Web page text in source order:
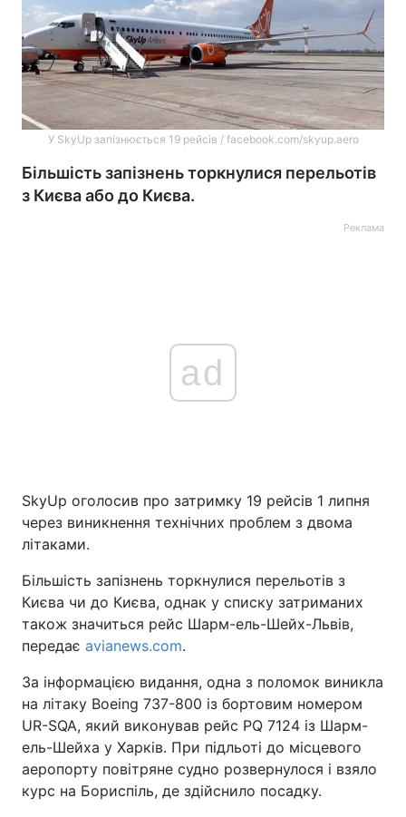
У SkyUp запізнюється 19 рейсів / facebook.com/skyup.aero
Більшість запізнень торкнулися перельотів
з Києва або до Києва.
Реклама
ad
SkyUp оголосив про затримку 19 рейсів 1 липня
через виникнення технічних проблем з двома
літаками.
Більшість запізнень торкнулися перельотів з
Києва чи до Києва, однак у списку затриманих
також значиться рейс Шарм-ель-Шейх-Львів,
передає avianews.com.
За інформацією видання, одна з поломок виникла
на літаку Boeing 737-800 із бортовим номером
UR-SQA, який виконував рейс PQ 7124 із Шарм-
ель-Шейха у Харків. При підльоті до місцевого
аеропорту повітряне судно розвернулося і взяло
курс на Бориспіль, де здійснило посадку.